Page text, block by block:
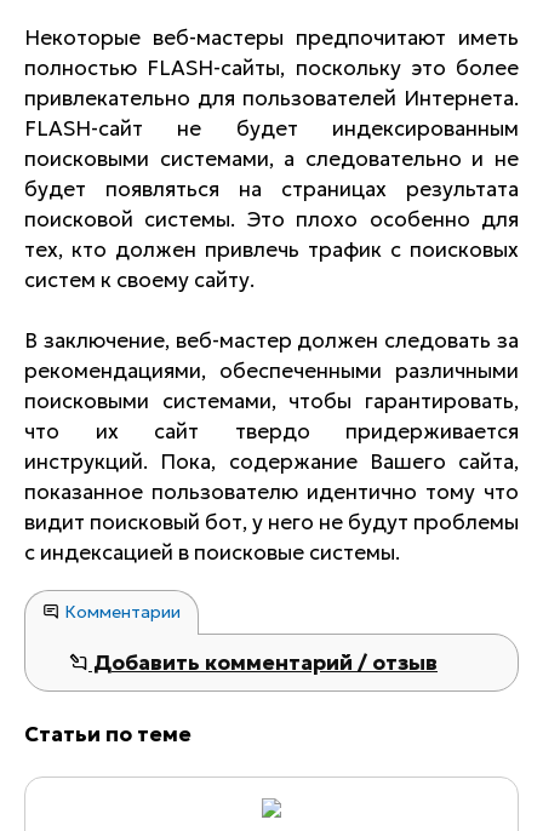
Некоторые веб-мастеры предпочитают иметь
полностью FLASH-сайты, поскольку это более
привлекательно для пользователей Интернета.
FLASH-сайт не будет индексированным
поисковыми системами, а следовательно и не
будет появляться на страницах результата
поисковой системы. Это плохо особенно для
тех, кто должен привлечь трафик с поисковых
систем к своему сайту.
В заключение, веб-мастер должен следовать за
рекомендациями, обеспеченными различными
поисковыми системами, чтобы гарантировать,
что их сайт твердо придерживается
инструкций. Пока, содержание Вашего сайта,
показанное пользователю идентично тому что
видит поисковый бот, у него не будут проблемы
с индексацией в поисковые системы.
Комментарии
Добавить комментарий / отзыв
Статьи по теме